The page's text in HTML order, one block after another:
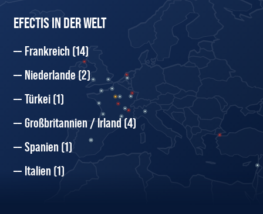
EFECTIS IN DER WELT
Frankreich (14)
Niederlande(2)
Türkei(1)
Großbritannien / Irland(4)
Spanien (1)
Italien (1)